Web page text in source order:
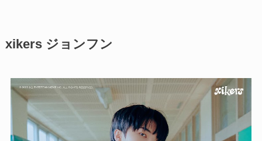
xikers ジョンフン